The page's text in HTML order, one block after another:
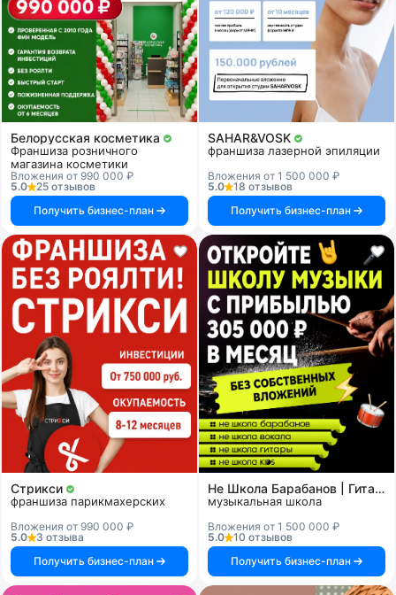
Белорусская косметика
Франшиза розничного
магазина косметики
Вложения от 990 000 ₽
5.0
25 отзывов
Получить бизнес-план
SAHAR&VOSK
франшиза лазерной эпиляции
Вложения от 1 500 000 ₽
5.0
18 отзывов
Получить бизнес-план
Стрикси
франшиза парикмахерских
Вложения от 990 000 ₽
5.0
3 отзыва
Получить бизнес-план
Не Школа Барабанов | Гитары | Вокала | KIDS
музыкальная школа
Вложения от 1 500 000 ₽
5.0
10 отзывов
Получить бизнес-план